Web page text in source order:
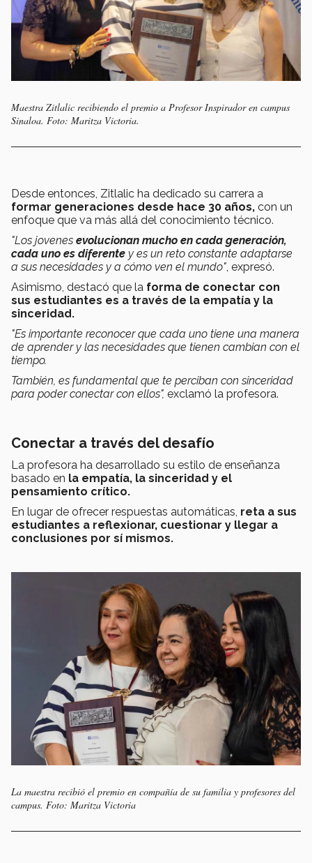
Maestra Zitlalic recibiendo el premio a Profesor Inspirador en campus
Sinaloa. Foto: Maritza Victoria.
Desde entonces, Zitlalic ha dedicado su carrera a
formar generaciones desde hace 30 años, con un
enfoque que va más allá del conocimiento técnico.
"Los jovenes evolucionan mucho en cada generación,
cada uno es diferente y es un reto constante adaptarse
a sus necesidades y a cómo ven el mundo", expresó.
Asimismo, destacó que la forma de conectar con
sus estudiantes es a través de la empatía y la
sinceridad.
"Es importante reconocer que cada uno tiene una manera
de aprender y las necesidades que tienen cambian con el
tiempo.
También, es fundamental que te perciban con sinceridad
para poder conectar con ellos", exclamó la profesora.
Conectar a través del desafío
La profesora ha desarrollado su estilo de enseñanza
basado en la empatía, la sinceridad y el
pensamiento crítico.
En lugar de ofrecer respuestas automáticas, reta a sus
estudiantes a reflexionar, cuestionar y llegar a
conclusiones por sí mismos.
La maestra recibió el premio en compañía de su familia y profesores del
campus. Foto: Maritza Victoria